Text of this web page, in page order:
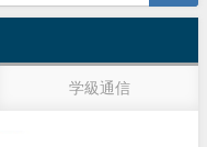
学級通信